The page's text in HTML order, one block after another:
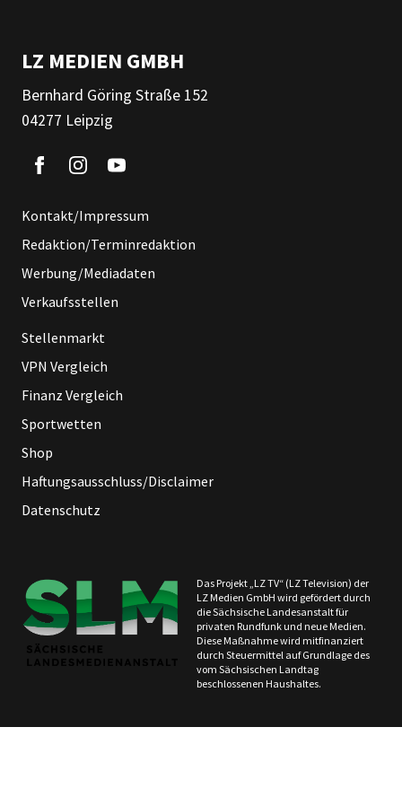
LZ MEDIEN GMBH
Bernhard Göring Straße 152
04277 Leipzig
Kontakt/Impressum
Redaktion/Terminredaktion
Werbung/Mediadaten
Verkaufsstellen
Stellenmarkt
VPN Vergleich
Finanz Vergleich
Sportwetten
Shop
Haftungsausschluss/Disclaimer
Datenschutz
Das Projekt „LZ TV“ (LZ Television) der
LZ Medien GmbH wird gefördert durch
die Sächsische Landesanstalt für
privaten Rundfunk und neue Medien.
Diese Maßnahme wird mitfinanziert
durch Steuermittel auf Grundlage des
vom Sächsischen Landtag
beschlossenen Haushaltes.